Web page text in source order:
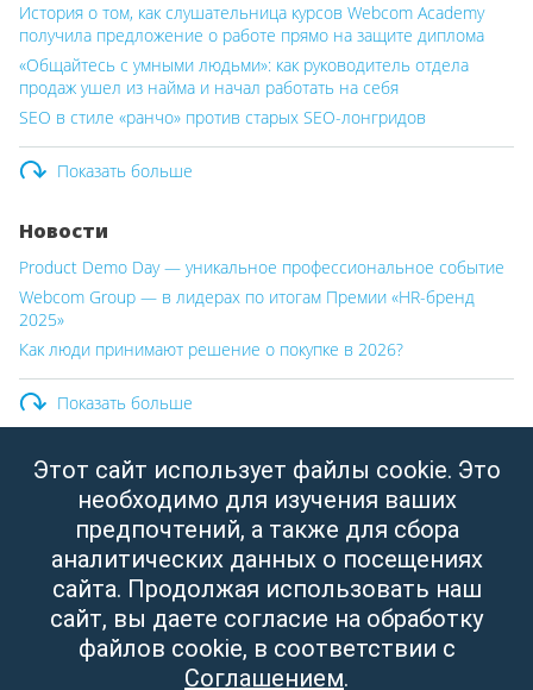
Этот сайт использует файлы cookie. Это
необходимо для изучения ваших
предпочтений, а также для сбора
аналитических данных о посещениях
сайта. Продолжая использовать наш
сайт, вы даете согласие на обработку
файлов cookie, в соответствии с
Соглашением.
История о том, как слушательница курсов Webcom Academy
получила предложение о работе прямо на защите диплома
«Общайтесь с умными людьми»: как руководитель отдела
продаж ушел из найма и начал работать на себя
SEO в стиле «ранчо» против старых SEO-лонгридов
Показать больше
Новости
Product Demo Day — уникальное профессиональное событие
Webcom Group — в лидерах по итогам Премии «HR-бренд
2025»
Как люди принимают решение о покупке в 2026?
Показать больше
ООО «Вебком Групп»
Юридический адрес:
Республика Беларусь, г. Минск,
ул. Свердлова, д.11, пом. 332
УНП: 190437288
Зарегистрировано Мингорисполкомом от 14.04.2003